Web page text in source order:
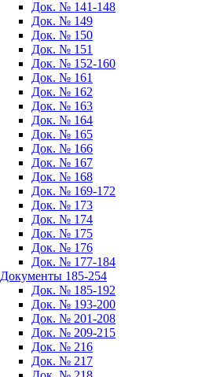
Док. № 141-148
Док. № 149
Док. № 150
Док. № 151
Док. № 152-160
Док. № 161
Док. № 162
Док. № 163
Док. № 164
Док. № 165
Док. № 166
Док. № 167
Док. № 168
Док. № 169-172
Док. № 173
Док. № 174
Док. № 175
Док. № 176
Док. № 177-184
Документы 185-254
Док. № 185-192
Док. № 193-200
Док. № 201-208
Док. № 209-215
Док. № 216
Док. № 217